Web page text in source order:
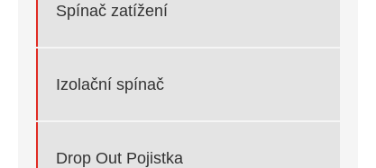
Spínač zatížení
Izolační spínač
Drop Out Pojistka